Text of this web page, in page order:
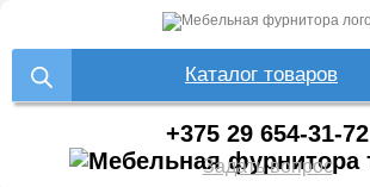
Каталог товаров
+375 29 654-31-72
Задать вопрос